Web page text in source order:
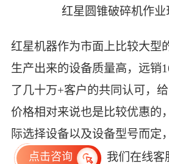
红星圆锥破碎机作业
红星机器作为市面上比较大型
生产出来的设备质量高，远销
了几十万+客户的共同认可，
价格相对来说也是比较优惠的
际选择设备以及设备型号而定
点击咨询
我们在线客